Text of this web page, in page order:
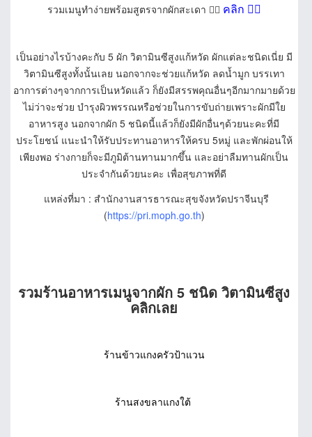
รวมเมนูทำง่ายพร้อมสูตรจากผักสะเดา 👉🏻 คลิก 👈🏻
เป็นอย่างไรบ้างคะกับ 5 ผัก วิตามินซีสูงแก้หวัด ผักแต่ละชนิดเนี่ย มี
วิตามินซีสูงทั้งนั้นเลย นอกจากจะช่วยแก้หวัด ลดน้ำมูก บรรเทา
อาการต่างๆจากการเป็นหวัดแล้ว ก็ยังมีสรรพคุณอื่นๆอีกมากมายด้วย
ไม่ว่าจะช่วย บำรุงผิวพรรณหรือช่วยในการขับถ่ายเพราะผักมีใย
อาหารสูง นอกจากผัก 5 ชนิดนี้แล้วก็ยังมีผักอื่นๆด้วยนะคะที่มี
ประโยชน์ แนะนำให้รับประทานอาหารให้ครบ 5หมู่ และพักผ่อนให้
เพียงพอ ร่างกายก็จะมีภูมิต้านทานมากขึ้น และอย่าลืมทานผักเป็น
ประจำกันด้วยนะคะ เพื่อสุขภาพที่ดี
แหล่งที่มา : สำนักงานสารธารณะสุขจังหวัดปราจีนบุรี
(https://pri.moph.go.th)
รวมร้านอาหารเมนูจากผัก 5 ชนิด วิตามินซีสูง
คลิกเลย
ร้านข้าวแกงครัวป้าแวน
ร้านสงขลาแกงใต้